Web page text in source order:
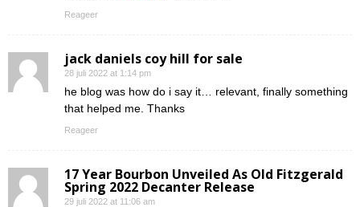
Reageer
jack daniels coy hill for sale
28 juli 2022 at 1:14 pm
he blog was how do i say it… relevant, finally something
that helped me. Thanks
Reageer
17 Year Bourbon Unveiled As Old Fitzgerald
Spring 2022 Decanter Release
29 juli 2022 at 11:06 am